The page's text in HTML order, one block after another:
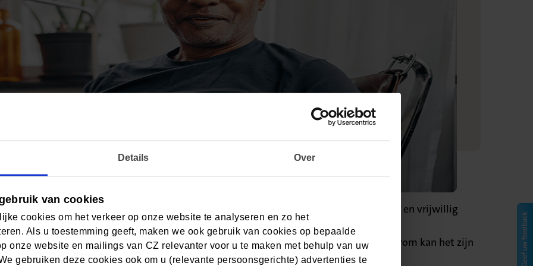
Details Over
van cookies
cookies om het verkeer op onze website te analyseren en zo het
Als u toestemming geeft, maken we ook gebruik van cookies op bepaalde
onze website en mailings van CZ relevanter voor u te maken met behulp van uw
gebruiken deze cookies ook om u (relevante persoonsgerichte) advertenties te
€ 385 gekozen voor een vrijwillig eigen risico? Dan zijn de bedragen van het verplicht en vrijwillig
voor het eigen risico. Op Mijn CZ ziet u de actuele stand van het eigen risico. Daarom kan het zijn
betalen, nog voordat u de rekening ontvangen hebt.